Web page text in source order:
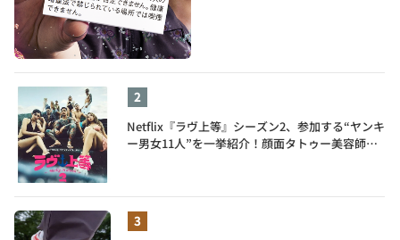
Netflix『ラヴ上等』シーズン2、参加する“ヤンキ
ー男女11人”を一挙紹介！顔面タトゥー美容師、